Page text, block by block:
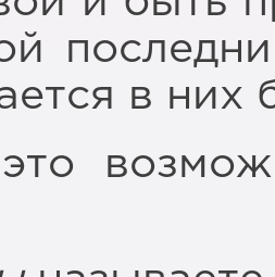
в них